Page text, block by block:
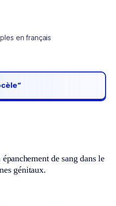
en français
de sang dans le
génitaux.